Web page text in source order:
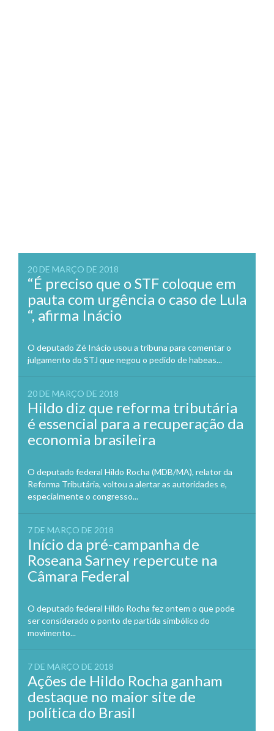
20 DE MARÇO DE 2018
“É preciso que o STF coloque em
pauta com urgência o caso de Lula
“, afirma Inácio
O deputado Zé Inácio usou a tribuna para comentar o
julgamento do STJ que negou o pedido de habeas...
20 DE MARÇO DE 2018
Hildo diz que reforma tributária
é essencial para a recuperação da
economia brasileira
O deputado federal Hildo Rocha (MDB/MA), relator da
Reforma Tributária, voltou a alertar as autoridades e,
especialmente o congresso...
7 DE MARÇO DE 2018
Início da pré-campanha de
Roseana Sarney repercute na
Câmara Federal
O deputado federal Hildo Rocha fez ontem o que pode
ser considerado o ponto de partida simbólico do
movimento...
7 DE MARÇO DE 2018
Ações de Hildo Rocha ganham
destaque no maior site de
política do Brasil